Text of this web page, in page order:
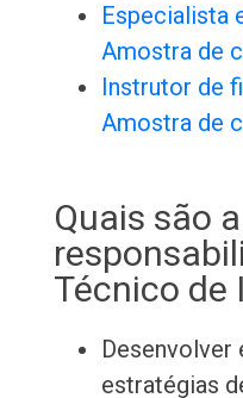
Especialista
Amostra de
Instrutor de
Amostra de
Quais são
Técnico de
Desenvolver
estratégias